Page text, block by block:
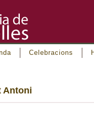
Celebracions
Antoni